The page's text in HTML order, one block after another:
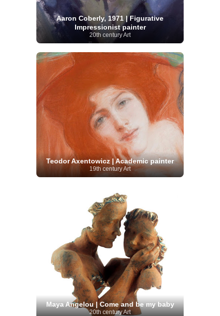
Aaron Coberly, 1971 | Figurative
Impressionist painter
20th century Art
Teodor Axentowicz | Academic painter
19th century Art
Maya Angelou | Come and be my baby
20th century Art